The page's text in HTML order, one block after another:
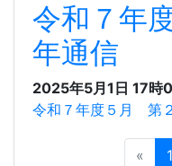
令和７年
年通信
2025年5月1日 17時
令和７年度５月 第
« 1